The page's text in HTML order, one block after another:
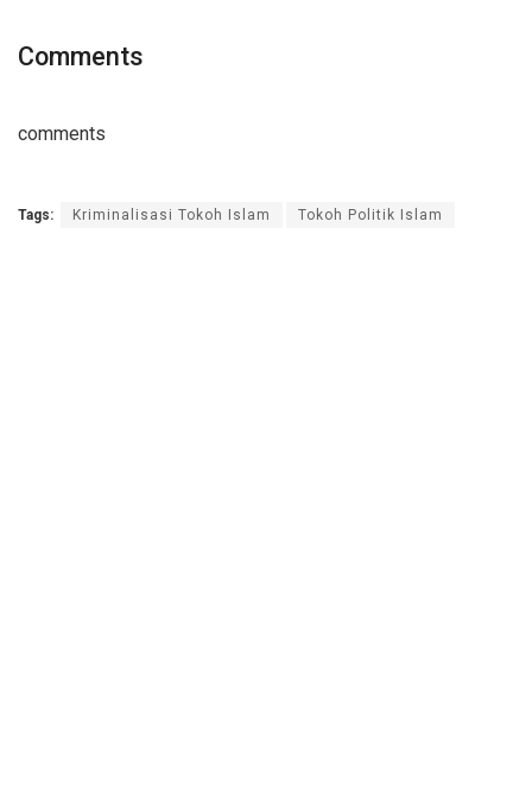
Comments
comments
Tags: Kriminalisasi Tokoh Islam Tokoh Politik Islam